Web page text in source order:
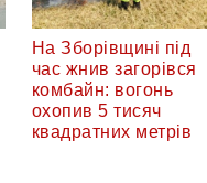
На Зборівщині під
час жнив загорівся
комбайн: вогонь
охопив 5 тисяч
квадратних метрів